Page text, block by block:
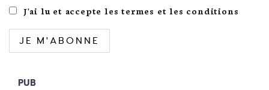
J'ai lu et accepte les termes et les conditions
PUB